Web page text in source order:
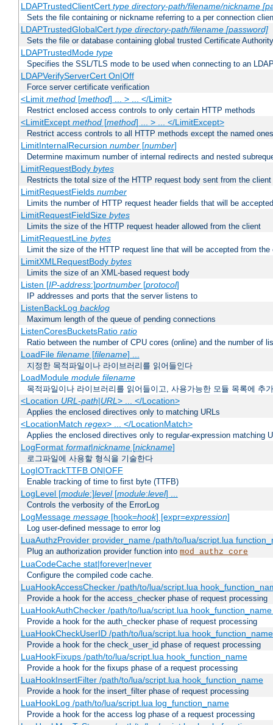
LDAPTrustedClientCert type directory-path/filename/nickname
Sets the file containing or nickname referring to a per connection
LDAPTrustedGlobalCert type directory-path/filename [password]
Sets the file or database containing global trusted Certificate
LDAPTrustedMode type
Specifies the SSL/TLS mode to be used when connecting to an
LDAPVerifyServerCert On|Off
Force server certificate verification
<Limit method[method] ... > ... </Limit>
Restrict enclosed access controls to only certain HTTP methods
<LimitExcept method[method] ... > ... </LimitExcept>
Restrict access controls to all HTTP methods except the named ones
LimitInternalRecursion number[number]
Determine maximum number of internal redirects and nested
LimitRequestBody bytes
Restricts the total size of the HTTP request body sent from the client
LimitRequestFields number
Limits the number of HTTP request header fields that will be
LimitRequestFieldSize bytes
Limits the size of the HTTP request header allowed from the client
LimitRequestLine bytes
Limit the size of the HTTP request line that will be accepted from the
LimitXMLRequestBody bytes
Limits the size of an XML-based request body
Listen [IP-address:]portnumber[protocol]
IP addresses and ports that the server listens to
ListenBackLog backlog
Maximum length of the queue of pending connections
ListenCoresBucketsRatio ratio
Ratio between the number of CPU cores (online) and the number of
LoadFile filename[filename] ...
지정한 목적파일이나 라이브러리를 읽어들인다
LoadModule module filename
목적파일이나 라이브러리를 읽어들이고, 사용가능한 모듈 목록에 추
<Location URL-path|URL> ... </Location>
Applies the enclosed directives only to matching URLs
<LocationMatch regex> ... </LocationMatch>
Applies the enclosed directives only to regular-expression matching
LogFormat format|nickname[nickname]
로그파일에 사용할 형식을 기술한다
LogIOTrackTTFB ON|OFF
Enable tracking of time to first byte (TTFB)
LogLevel [module:]level[module:level] ...
Controls the verbosity of the ErrorLog
LogMessage message[hook=hook] [expr=expression]
Log user-defined message to error log
LuaAuthzProvider provider_name /path/to/lua/script.lua
Plug an authorization provider function into mod_authz_core
LuaCodeCache stat|forever|never
Configure the compiled code cache.
LuaHookAccessChecker /path/to/lua/script.lua
Provide a hook for the access_checker phase of request processing
LuaHookAuthChecker /path/to/lua/script.lua
Provide a hook for the auth_checker phase of request processing
LuaHookCheckUserID /path/to/lua/script.lua
Provide a hook for the check_user_id phase of request processing
LuaHookFixups /path/to/lua/script.lua hook_function_name
Provide a hook for the fixups phase of a request processing
LuaHookInsertFilter /path/to/lua/script.lua hook_function_name
Provide a hook for the insert_filter phase of request processing
LuaHookLog /path/to/lua/script.lua log_function_name
Provide a hook for the access log phase of a request processing